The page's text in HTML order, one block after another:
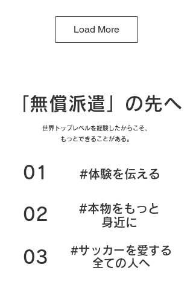
Load More
「無償派遣」の先へ
世界トップレベルを経験したからこそ、
​もっとできることがある。​
01 #体験を伝える
02
#本物をもっと
身近に
03
#サッカーを愛する
全ての人へ